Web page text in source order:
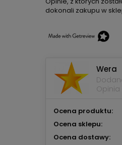
dokonali zakupu w
Wera
Opinia
Ocena produktu:
Ocena sklepu:
Ocena dostawy: